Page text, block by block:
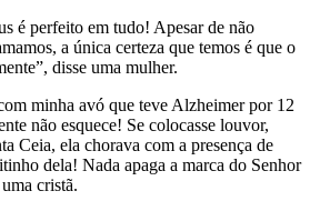
é perfeito em tudo! Apesar de não
a única certeza que temos é que o
disse uma mulher.
minha avó que teve Alzheimer por 12
não esquece! Se colocasse louvor,
Ceia, ela chorava com a presença de
dela! Nada apaga a marca do Senhor
cristã.